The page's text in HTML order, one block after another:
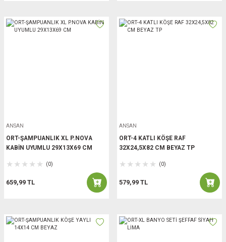
ANSAN
ORT-ŞAMPUANLIK XL P.NOVA
KABİN UYUMLU 29X13X69 CM
(0)
659,99 TL
ANSAN
ORT-4 KATLI KÖŞE RAF
32X24,5X82 CM BEYAZ TP
(0)
579,99 TL